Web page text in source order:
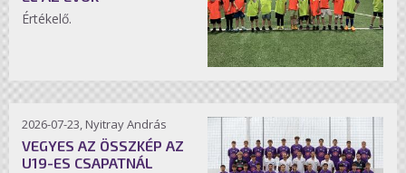
Értékelő.
2026-07-23, Nyitray András
VEGYES AZ ÖSSZKÉP AZ
U19-ES CSAPATNÁL